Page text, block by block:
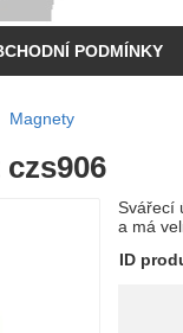
PODMÍNKY
Magnety
Svářecí
a má
ID